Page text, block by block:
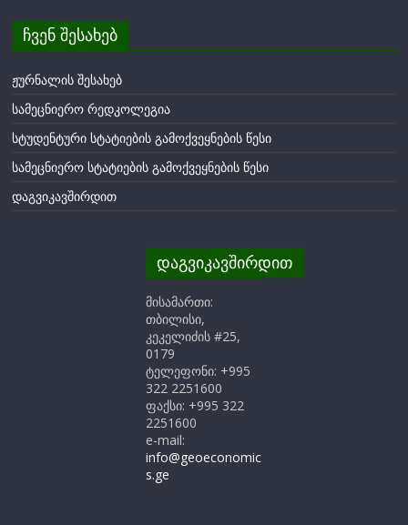
ჩვენ შესახებ
ჟურნალის შესახებ
სამეცნიერო რედკოლეგია
სტუდენტური სტატიების გამოქვეყნების წესი
სამეცნიერო სტატიების გამოქვეყნების წესი
დაგვიკავშირდით
დაგვიკავშირდით
მისამართი:
თბილისი,
კეკელიძის #25,
0179
ტელეფონი: +995
322 2251600
ფაქსი: +995 322
2251600
e-mail:
info@geoeconomic
s.ge